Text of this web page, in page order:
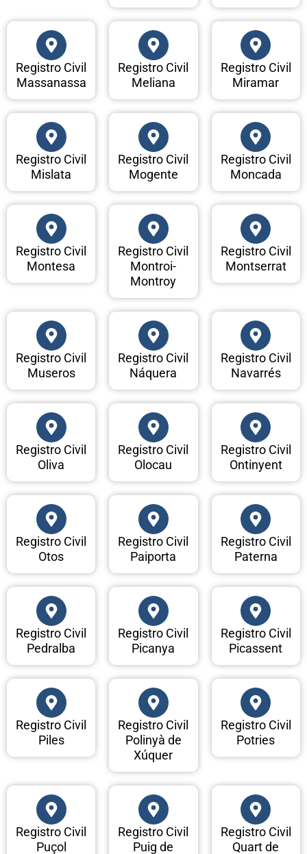
Registro Civil
Massanassa
Registro Civil
Meliana
Registro Civil
Miramar
Registro Civil
Mislata
Registro Civil
Mogente
Registro Civil
Moncada
Registro Civil
Montesa
Registro Civil
Montroi-
Montroy
Registro Civil
Montserrat
Registro Civil
Museros
Registro Civil
Náquera
Registro Civil
Navarrés
Registro Civil
Oliva
Registro Civil
Olocau
Registro Civil
Ontinyent
Registro Civil
Otos
Registro Civil
Paiporta
Registro Civil
Paterna
Registro Civil
Pedralba
Registro Civil
Picanya
Registro Civil
Picassent
Registro Civil
Piles
Registro Civil
Polinyà de
Xúquer
Registro Civil
Potries
Registro Civil
Puçol
Registro Civil
Puig de
Registro Civil
Quart de